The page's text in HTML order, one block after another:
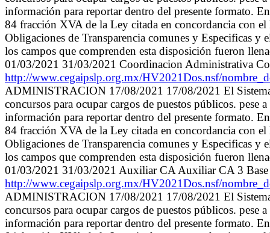
información para reportar dentro del presente formato.
84 fracción XVA de la Ley citada en concordancia con
Obligaciones de Transparencia comunes y Especificas
los campos que comprenden esta disposición fueron
01/03/2021 31/03/2021 Coordinacion Administrativa
http://www.cegaipslp.org.mx/HV2021Dos.nsf/
ADMINISTRACION 17/08/2021 17/08/2021 El
concursos para ocupar cargos de puestos públicos.
información para reportar dentro del presente formato.
84 fracción XVA de la Ley citada en concordancia con
Obligaciones de Transparencia comunes y Especificas
los campos que comprenden esta disposición fueron
01/03/2021 31/03/2021 Auxiliar CA Auxiliar CA 3
http://www.cegaipslp.org.mx/HV2021Dos.nsf/
ADMINISTRACION 17/08/2021 17/08/2021 El
concursos para ocupar cargos de puestos públicos.
información para reportar dentro del presente formato.